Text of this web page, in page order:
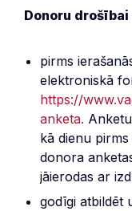
Donoru
pirms
elektroniskā
https://
anketa.
kā dienu
donora
jāierodas ar
godīgi atbildēt